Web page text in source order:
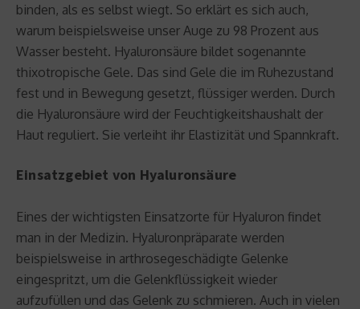
binden, als es selbst wiegt. So erklärt es sich auch,
warum beispielsweise unser Auge zu 98 Prozent aus
Wasser besteht. Hyaluronsäure bildet sogenannte
thixotropische Gele. Das sind Gele die im Ruhezustand
fest und in Bewegung gesetzt, flüssiger werden. Durch
die Hyaluronsäure wird der Feuchtigkeitshaushalt der
Haut reguliert. Sie verleiht ihr Elastizität und Spannkraft.
Einsatzgebiet von Hyaluronsäure
Eines der wichtigsten Einsatzorte für Hyaluron findet
man in der Medizin. Hyaluronpräparate werden
beispielsweise in arthrosegeschädigte Gelenke
eingespritzt, um die Gelenkflüssigkeit wieder
aufzufüllen und das Gelenk zu schmieren. Auch in vielen